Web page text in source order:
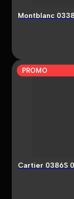
Montblanc
PROMO
Cartier 0386S